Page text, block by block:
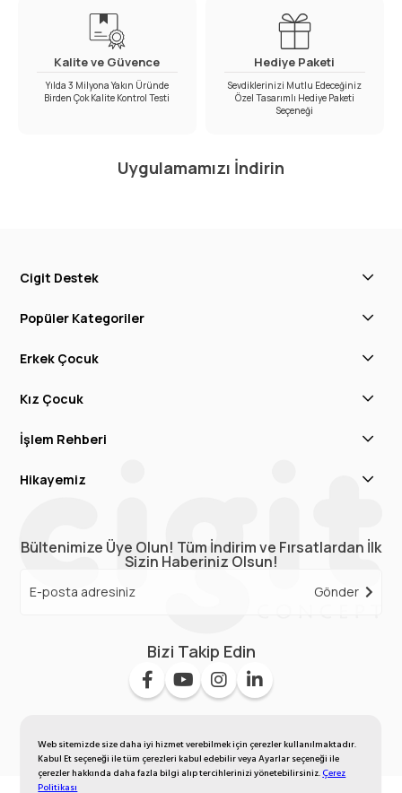
Web sitemizde size daha iyi hizmet verebilmek için çerezler kullanılmaktadır.
Kabul Et seçeneği ile tüm çerezleri kabul edebilir veya Ayarlar seçeneği ile
çerezler hakkında daha fazla bilgi alıp tercihlerinizi yönetebilirsiniz.Çerez
Politikası
Kalite ve Güvence
Yılda 3 Milyona Yakın Üründe
Birden Çok Kalite Kontrol Testi
Hediye Paketi
Sevdiklerinizi Mutlu Edeceğiniz
Özel Tasarımlı Hediye Paketi
Seçeneği
Uygulamamızı İndirin
Cigit Destek
Popüler Kategoriler
Erkek Çocuk
Kız Çocuk
İşlem Rehberi
Hikayemiz
Bültenimize Üye Olun! Tüm İndirim ve Fırsatlardan İlk
Sizin Haberiniz Olsun!
Gönder
Bizi Takip Edin